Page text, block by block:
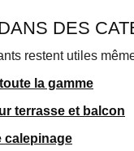
DES
restent utiles
la gamme
terrasse et balcon
calepinage